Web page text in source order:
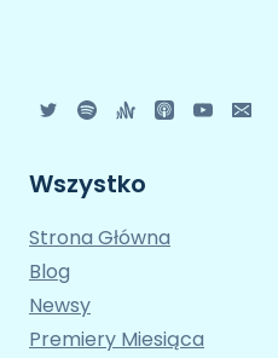
Wszystko
Strona Główna
Blog
Newsy
Premiery Miesiąca